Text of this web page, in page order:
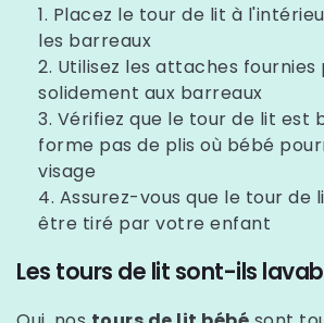
Placez le tour de lit à
les barreaux
Utilisez les attaches fournies
solidement aux barreaux
Vérifiez que le tour de lit est
forme pas de plis où bébé
visage
Assurez-vous que le tour de
être tiré par votre enfant
Les tours de lit sont-ils